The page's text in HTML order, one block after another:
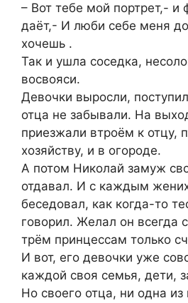
– Вот тебе мой портрет,- и
даёт,- И люби себе меня
хочешь .
Так и ушла соседка,
восвояси.
Девочки выросли,
отца не забывали. На
приезжали втроём к отцу,
хозяйству, и в огороде.
А потом Николай замуж
отдавал. И с каждым
беседовал, как когда-то
говорил. Желал он всегда
трём принцессам только
И вот, его девочки уже
каждой своя семья, дети,
Но своего отца, ни одна из